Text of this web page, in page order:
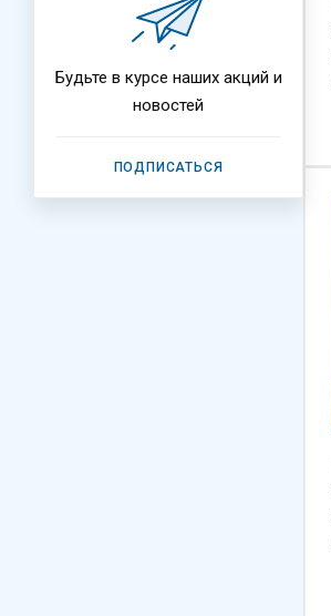
Будьте в курсе наших акций и
новостей
ПОДПИСАТЬСЯ